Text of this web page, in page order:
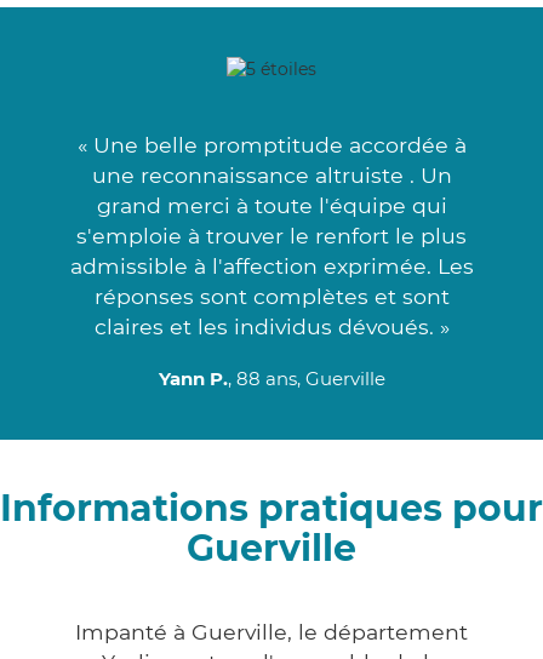
« Une belle promptitude accordée à
une reconnaissance altruiste . Un
grand merci à toute l'équipe qui
s'emploie à trouver le renfort le plus
admissible à l'affection exprimée. Les
réponses sont complètes et sont
claires et les individus dévoués. »
Yann P., 88 ans, Guerville
Informations pratiques pour
Guerville
Impanté à Guerville, le département